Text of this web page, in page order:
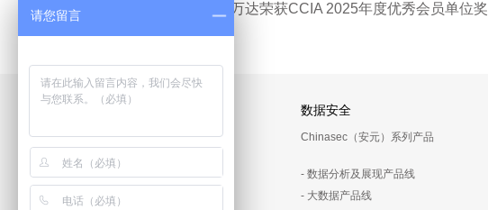
明朝万达荣获CCIA 2025年度优秀会员单位奖
数据安全
Chinasec（安元）系列产品
- 数据分析及展现产品线
- 大数据产品线
请您留言